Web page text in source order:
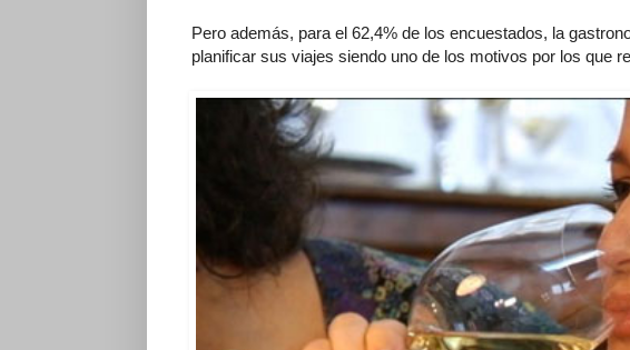
Pero además, para el 62,4% de los encuestados, la
planificar sus viajes siendo uno de los motivos por los que